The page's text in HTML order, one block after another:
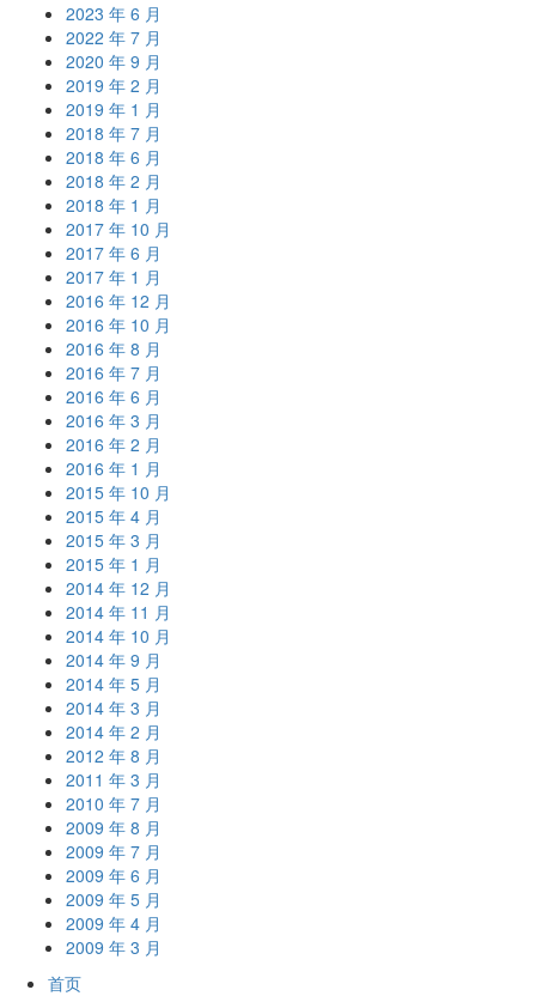
2023 年 6 月
2022 年 7 月
2020 年 9 月
2019 年 2 月
2019 年 1 月
2018 年 7 月
2018 年 6 月
2018 年 2 月
2018 年 1 月
2017 年 10 月
2017 年 6 月
2017 年 1 月
2016 年 12 月
2016 年 10 月
2016 年 8 月
2016 年 7 月
2016 年 6 月
2016 年 3 月
2016 年 2 月
2016 年 1 月
2015 年 10 月
2015 年 4 月
2015 年 3 月
2015 年 1 月
2014 年 12 月
2014 年 11 月
2014 年 10 月
2014 年 9 月
2014 年 5 月
2014 年 3 月
2014 年 2 月
2012 年 8 月
2011 年 3 月
2010 年 7 月
2009 年 8 月
2009 年 7 月
2009 年 6 月
2009 年 5 月
2009 年 4 月
2009 年 3 月
首页